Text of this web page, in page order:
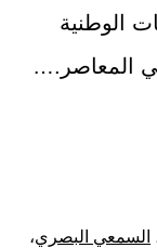
الوطنية
المعاصر.…
السمعي البصري،